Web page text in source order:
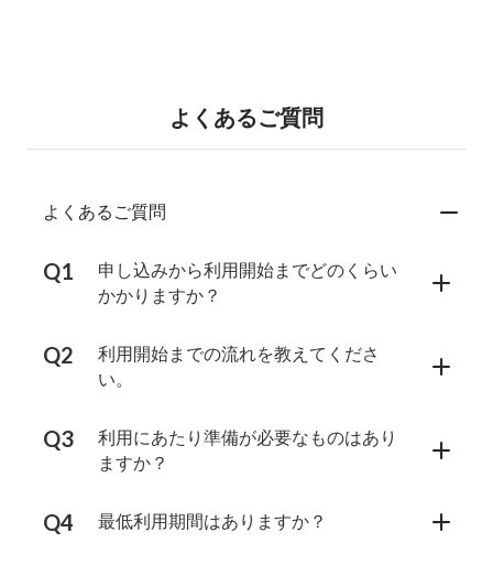
よくあるご質問
よくあるご質問
申し込みから利用開始までどのくらい
かかりますか？
利用開始までの流れを教えてくださ
い。
利用にあたり準備が必要なものはあり
ますか？
最低利用期間はありますか？